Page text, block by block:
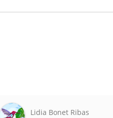
Maria del Carmen Ardila